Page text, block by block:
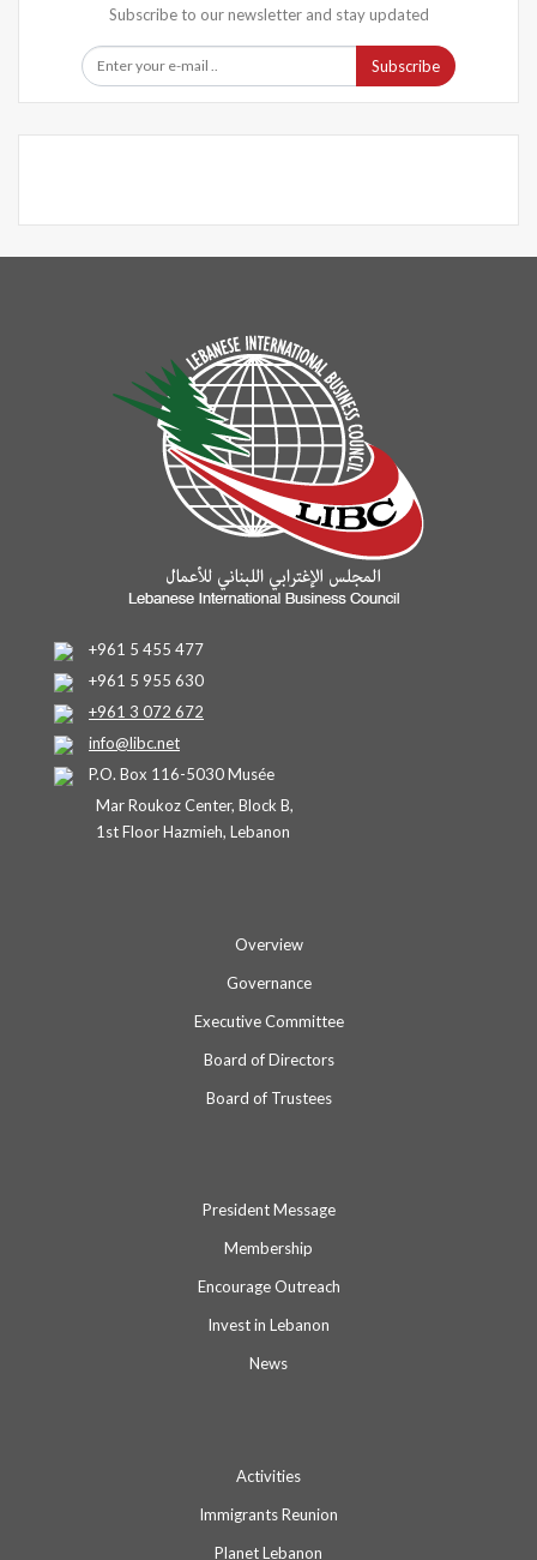
Subscribe to our newsletter and stay updated
Subscribe
+961 5 455 477
+961 5 955 630
+961 3 072 672
info@libc.net
P.O. Box 116-5030 Musée
Mar Roukoz Center, Block B,
1st Floor Hazmieh, Lebanon
Overview
Governance
Executive Committee
Board of Directors
Board of Trustees
President Message
Membership
Encourage Outreach
Invest in Lebanon
News
Activities
Immigrants Reunion
Planet Lebanon